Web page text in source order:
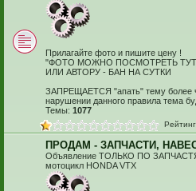
Прилагайте фото и пишите цену !
"ФОТО МОЖНО ПОСМОТРЕТЬ
ИЛИ АВТОРУ - БАН НА СУТКИ
ЗАПРЕЩАЕТСЯ "апать" тему более
нарушении данного правила тема
Темы: 1077
ПРОДАМ - ЗАПЧАСТИ,
Объявление ТОЛЬКО ПО
мотоцикл HONDA VTX